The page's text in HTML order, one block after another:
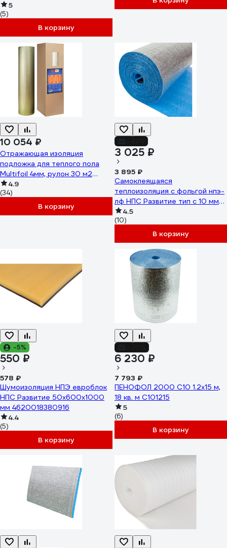
5
(5)
В корзину
10 054 ₽
Отражающая изоляция
подложка для теплого пола
Multifoil 4мм, рулон 30 м2
21003
4.9
(34)
В корзину
3 025 ₽
3 895 ₽
Самоклеящаяся
теплоизоляция с фольгой нпэ-
лф НПС Развитие тип с 10 мм
0,6x15 м 9м2 4620018382248
4.5
(10)
В корзину
-5%
550 ₽
578 ₽
Шумоизоляция НПЭ евроблок
НПС Развитие 50x600x1000
мм 4620018380916
4.4
(5)
В корзину
6 230 ₽
7 793 ₽
ПЕНОФОЛ 2000 С10 1.2х15 м,
18 кв. м С101215
5
(6)
В корзину